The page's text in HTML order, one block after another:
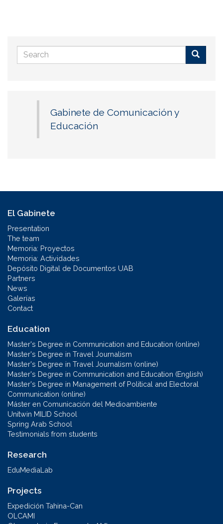
Search
form
Gabinete de Comunicación y
Educación
El Gabinete
Presentation
The team
Memoria: Proyectos
Memoria: Actividades
Depósito Digital de Documentos UAB
Partners
News
Galerías
Contact
Education
Master's Degree in Communication and Education (online)
Master's Degree in Travel Journalism
Master's Degree in Travel Journalism (online)
Master's Degree in Communication and Education (English)
Master's Degree in Management of Political and Electoral
Communication (online)
Máster en Comunicación del Medioambiente
Unitwin MILID School
Spring Arab School
Testimonials from students
Research
EduMediaLab
Projects
Expedición Tahina-Can
OLCAMI